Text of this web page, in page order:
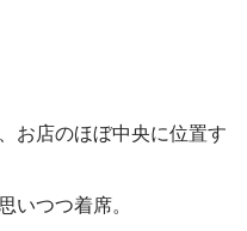
お店のほぼ中央に位置す
いつつ着席。